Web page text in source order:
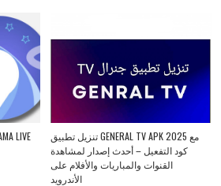
تنزيل تطبيق GENERAL TV APK 2025 مع
كود التفعيل – أحدث إصدار لمشاهدة
القنوات والمباريات والأفلام على
الأندرويد